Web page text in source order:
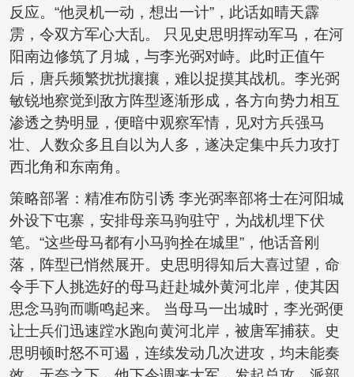
反应。“他灵机一动，想出一计”，此话如晴天霹
雳，令双方军心大乱。 只见史思明挥动军马，在河
阳南边修筑了月城，与李光弼对峙。此时正值午
后，唐兵频繁扰扰攘攘，难以捉摸其战机。李光弼
敏锐地察觉到敌方阵型逐渐形成，各方向势力相互
渗透之势明显，便暗中观察军情，见对方兵强马
壮、人数众多且自以为人多，遂决定集中兵力攻打
西北角和东南角。
策略部署：精准布防引诱 李光弼率部将士在河阳城
外设下屯寨，安排母亲马驹驻守，为战机埋下伏
笔。“这些母马都有小马驹拴在城里”，他话音刚
落，阵型已悄然展开。史思明得知后大喜过望，命
令手下人挑选好的母马赶赴城外黄河北岸，使其因
思念马驹而嘶鸣起来。 当母马一出城时，李光弼便
让士兵们迅速蹚水跑向黄河北岸，被唐军捕获。史
思明顿时怒不可遏，连续发动几次进攻，均未能奏